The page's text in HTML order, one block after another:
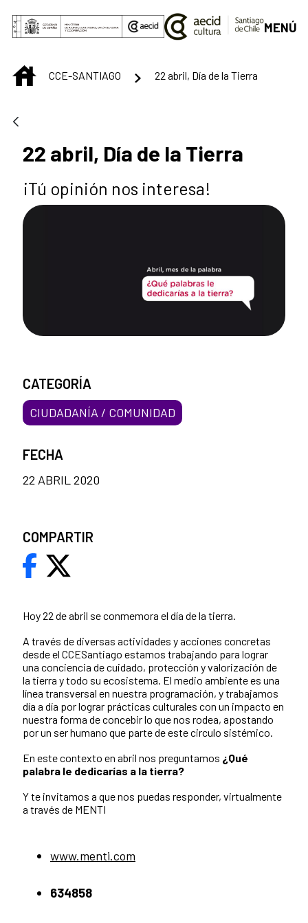
Saltar al contenido principal
MENÚ
INICIOCCE-SANTIAGO 22 abril, Día de la Tierra
22 abril, Día de la Tierra
¡Tú opinión nos interesa!
Hoy 22 de abril se conmemora el día de la tierra.
A través de diversas actividades y acciones concretas
desde el CCESantiago estamos trabajando para lograr
una conciencia de cuidado, protección y valorización de
la tierra y todo su ecosistema. El medio ambiente es una
línea transversal en nuestra programación, y trabajamos
día a día por lograr prácticas culturales con un impacto en
nuestra forma de concebir lo que nos rodea, apostando
por un ser humano que parte de este circulo sistémico.
En este contexto en abril nos preguntamos ¿Qué
palabra le dedicarías a la tierra?
Y te invitamos a que nos puedas responder, virtualmente
a través de MENTI
www.menti.com
634858
CATEGORÍA
CIUDADANÍA / COMUNIDAD
FECHA
22 ABRIL 2020
COMPARTIR